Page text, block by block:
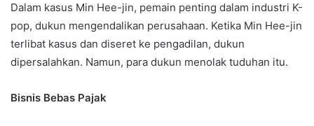
Dalam kasus Min Hee-jin, pemain penting dalam industri K-
pop, dukun mengendalikan perusahaan. Ketika Min Hee-jin
terlibat kasus dan diseret ke pengadilan, dukun
dipersalahkan. Namun, para dukun menolak tuduhan itu.
Bisnis Bebas Pajak